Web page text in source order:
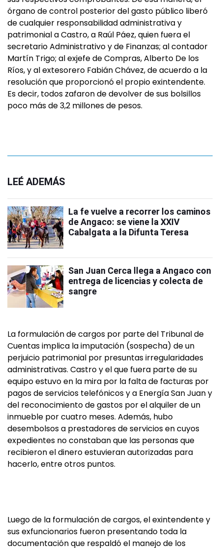
órgano de control posterior del gasto público liberó
de cualquier responsabilidad administrativa y
patrimonial a Castro, a Raúl Páez, quien fuera el
secretario Administrativo y de Finanzas; al contador
Martín Trigo; al exjefe de Compras, Alberto De los
Ríos, y al extesorero Fabián Chávez, de acuerdo a la
resolución que proporcionó el propio exintendente.
Es decir, todos zafaron de devolver de sus bolsillos
poco más de 3,2 millones de pesos.
LEÉ ADEMÁS
La fe vuelve a recorrer los caminos
de Angaco: se viene la XXIV
Cabalgata a la Difunta Teresa
San Juan Cerca llega a Angaco con
entrega de licencias y colecta de
sangre
La formulación de cargos por parte del Tribunal de
Cuentas implica la imputación (sospecha) de un
perjuicio patrimonial por presuntas irregularidades
administrativas. Castro y el que fuera parte de su
equipo estuvo en la mira por la falta de facturas por
pagos de servicios telefónicos y a Energía San Juan y
del reconocimiento de gastos por el alquiler de un
inmueble por cuatro meses. Además, hubo
desembolsos a prestadores de servicios en cuyos
expedientes no constaban que las personas que
recibieron el dinero estuvieran autorizadas para
hacerlo, entre otros puntos.
Luego de la formulación de cargos, el exintendente y
sus exfuncionarios fueron presentando toda la
documentación que respaldó el manejo de los